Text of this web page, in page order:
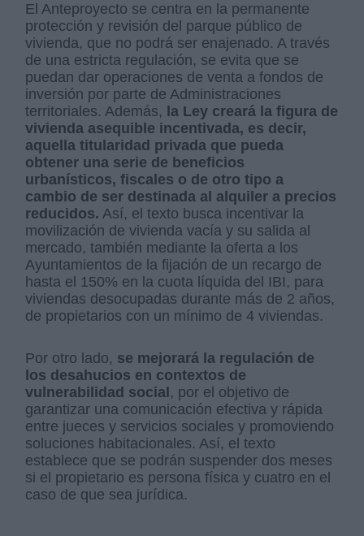
El Anteproyecto se centra en la permanente
protección y revisión del parque público de
vivienda, que no podrá ser enajenado. A través
de una estricta regulación, se evita que se
puedan dar operaciones de venta a fondos de
inversión por parte de Administraciones
territoriales. Además,
la Ley creará la figura de
vivienda asequible incentivada, es decir,
aquella titularidad privada que pueda
obtener una serie de beneficios
urbanísticos, fiscales o de otro tipo a
cambio de ser destinada al alquiler a precios
reducidos. Así, el texto busca incentivar la
movilización de vivienda vacía y su salida al
mercado, también mediante la oferta a los
Ayuntamientos de la fijación de un recargo de
hasta el 150% en la cuota líquida del IBI, para
viviendas desocupadas durante más de 2 años,
de propietarios con un mínimo de 4 viviendas.
Por otro lado, se mejorará la regulación de
los desahucios en contextos de
vulnerabilidad social , por el objetivo de
garantizar una comunicación efectiva y rápida
entre jueces y servicios sociales y promoviendo
soluciones habitacionales. Así, el texto
establece que se podrán suspender dos meses
si el propietario es persona física y cuatro en el
caso de que sea jurídica.